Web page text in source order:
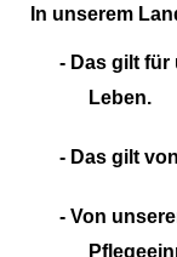
In unserem
- Das gilt
Leben.
- Das gilt
- Von